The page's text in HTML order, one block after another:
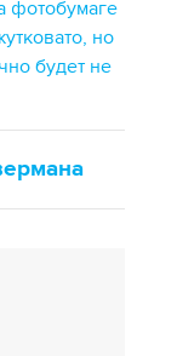
фотобумаге
но
будет не